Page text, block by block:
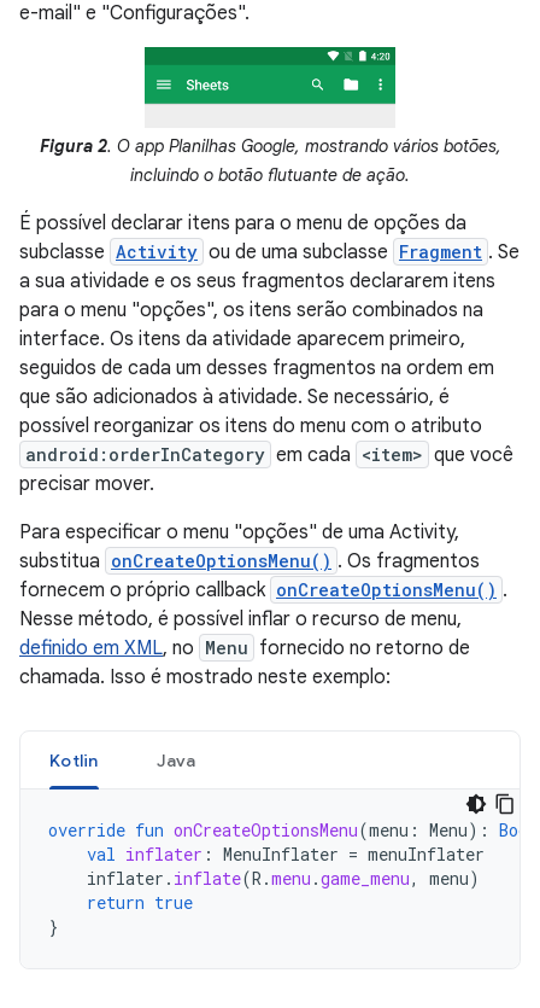
e-mail" e "Configurações".
Figura 2. O app Planilhas Google, mostrando vários botões,
incluindo o botão flutuante de ação.
É possível declarar itens para o menu de opções da
subclasse Activity ou de uma subclasse Fragment . Se
a sua atividade e os seus fragmentos declararem itens
para o menu "opções", os itens serão combinados na
interface. Os itens da atividade aparecem primeiro,
seguidos de cada um desses fragmentos na ordem em
que são adicionados à atividade. Se necessário, é
possível reorganizar os itens do menu com o atributo
android:orderInCategory em cada <item> que você
precisar mover.
Para especificar o menu "opções" de uma Activity,
substitua onCreateOptionsMenu() . Os fragmentos
fornecem o próprio callback onCreateOptionsMenu() .
Nesse método, é possível inflar o recurso de menu,
definido em XML, no Menu fornecido no retorno de
chamada. Isso é mostrado neste exemplo:
Kotlin Java
override fun onCreateOptionsMenu(menu : Menu):
val inflater : MenuInflater = menuInflater
inflater . inflate(R .menu .game_menu, menu)
return true
}